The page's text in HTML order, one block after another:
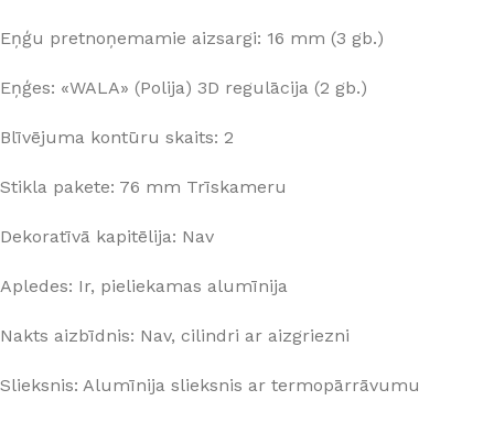
Eņģu pretnoņemamie aizsargi: 16 mm (3 gb.)
Eņģes: «WALA» (Polija) 3D regulācija (2 gb.)
Blīvējuma kontūru skaits: 2
Stikla pakete: 76 mm Trīskameru
Dekoratīvā kapitēlija: Nav
Apledes: Ir, pieliekamas alumīnija
Nakts aizbīdnis: Nav, cilindri ar aizgriezni
Slieksnis: Alumīnija slieksnis ar termopārrāvumu